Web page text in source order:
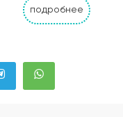
подробнее